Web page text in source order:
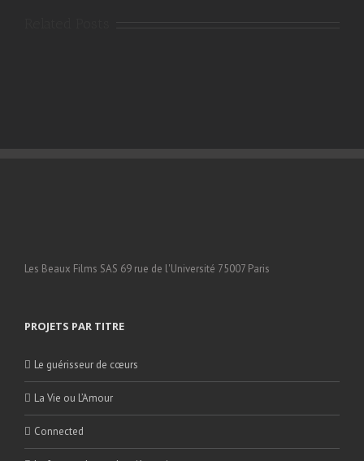
Les Beaux Films SAS 69 rue de l'Université 75007 Paris
PROJETS PAR TITRE
Le guérisseur de cœurs
La Vie ou L’Amour
Connected